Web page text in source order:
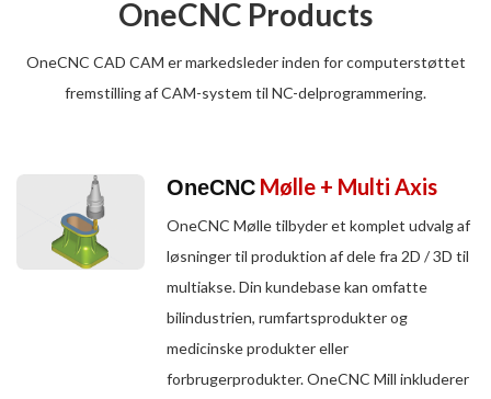
OneCNC Products
OneCNC CAD CAM er markedsleder inden for computerstøttet
fremstilling af CAM-system til NC-delprogrammering.
OneCNC Mølle + Multi Axis
OneCNC Mølle tilbyder et komplet udvalg af
løsninger til produktion af dele fra 2D / 3D til
multiakse. Din kundebase kan omfatte
bilindustrien, rumfartsprodukter og
medicinske produkter eller
forbrugerprodukter. OneCNC Mill inkluderer